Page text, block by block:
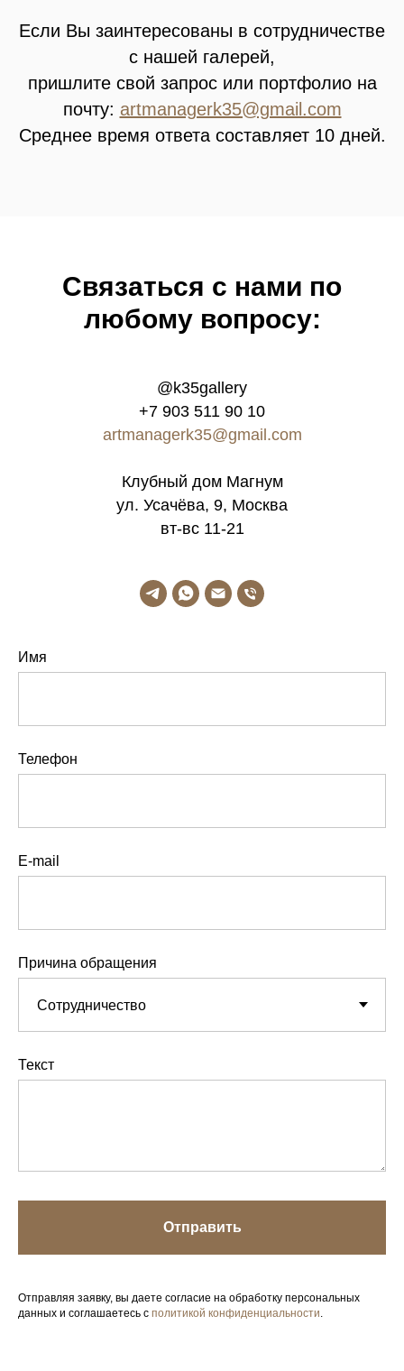
Если Вы заинтересованы в сотрудничестве
с нашей галерей,
пришлите свой запрос или портфолио на
почту: artmanagerk35@gmail.com
Среднее время ответа составляет 10 дней.
Связатьcя с нами по
любому вопросу:
@k35gallery
+7 903 511 90 10
artmanagerk35@gmail.com
Клубный дом Магнум
ул. Усачёва, 9, Москва
вт-вс 11-21
Имя
Телефон
E-mail
Причина обращения
Текст
Отправить
Отправляя заявку, вы даете согласие на обработку персональных
данных и соглашаетесь с политикой конфиденциальности.